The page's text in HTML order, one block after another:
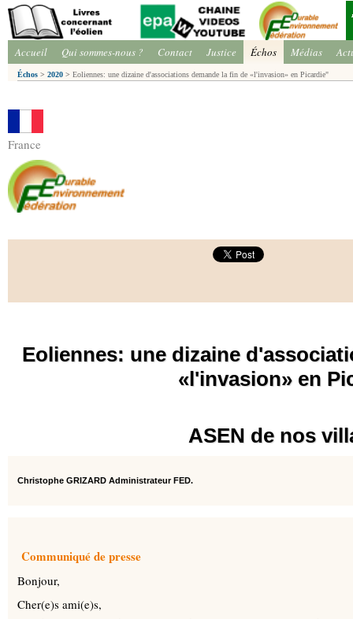
Accueil Qui sommes-nous ? Contact Justice Échos Médias
Échos > 2020 > Eoliennes: une dizaine d'associations demande la fin de «l'invasion» en Picardie"
France
Eoliennes: une dizaine
«l'invasion» en
ASEN de nos
Christophe GRIZARD Administrateur FED.
Communiqué de presse
Bonjour,
Cher(e)s ami(e)s,